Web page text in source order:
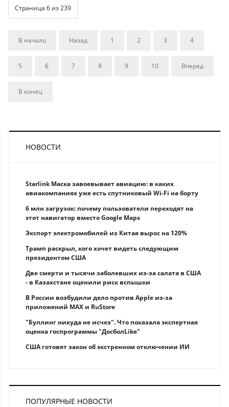
Страница 6 из 239
В начало Назад 1 2 3 4
5 6 7 8 9 10 Вперед
В конец
НОВОСТИ
Starlink Маска завоевывает авиацию: в каких
авиакомпаниях уже есть спутниковый Wi-Fi на борту
6 млн загрузок: почему пользователи переходят на
этот навигатор вместо Google Maps
Экспорт электромобилей из Китая вырос на 120%
Трамп раскрыл, кого хочет видеть следующим
президентом США
Две смерти и тысячи заболевших из-за салата в США
- в Казахстане оценили риск вспышки
В России возбудили дело против Apple из-за
приложений MAX и RuStore
"Буллинг никуда не исчез". Что показала экспертная
оценка госпрограммы "ДосболLike"
США готовят закон об экстренном отключении ИИ
ПОПУЛЯРНЫЕ НОВОСТИ